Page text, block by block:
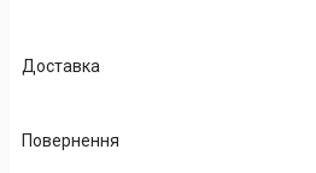
Доставка
Повернення